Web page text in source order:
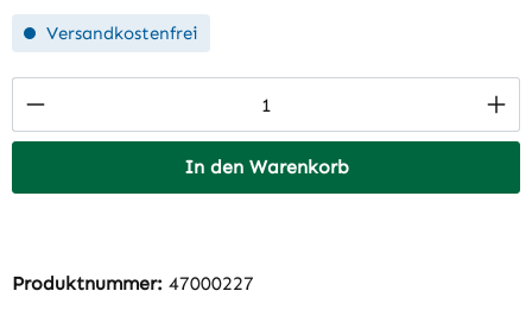
Versandkostenfrei
Produkt Anzahl: Gib den gewünschten
In den Warenkorb
Produktnummer: 47000227